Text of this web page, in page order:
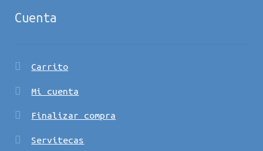
Cuenta
Carrito
Mi cuenta
Finalizar compra
Servitecas